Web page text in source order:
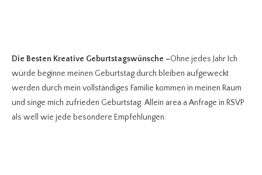
Die Besten Kreative Geburtstagswünsche –Ohne jedes Jahr Ich
würde beginne meinen Geburtstag durch bleiben aufgeweckt
werden durch mein vollständiges Familie kommen in meinen Raum
und singe mich zufrieden Geburtstag. Allein area a Anfrage in RSVP
als well wie jede besondere Empfehlungen.